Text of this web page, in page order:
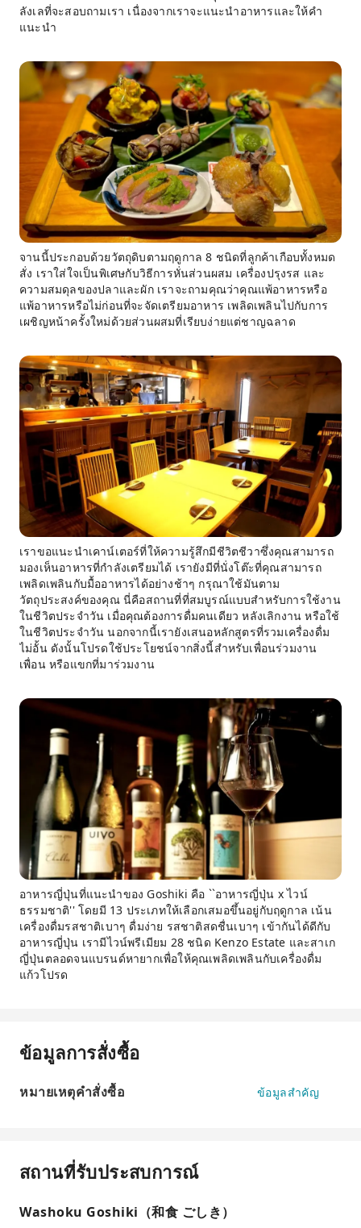
ลังเลที่จะสอบถามเรา เนื่องจากเราจะแนะนำอาหารและให้คำ
แนะนำ
จานนี้ประกอบด้วยวัตถุดิบตามฤดูกาล 8 ชนิดที่ลูกค้าเกือบทั้งหมด
สั่ง เราใส่ใจเป็นพิเศษกับวิธีการหั่นส่วนผสม เครื่องปรุงรส และ
ความสมดุลของปลาและผัก เราจะถามคุณว่าคุณแพ้อาหารหรือ
แพ้อาหารหรือไม่ก่อนที่จะจัดเตรียมอาหาร เพลิดเพลินไปกับการ
เผชิญหน้าครั้งใหม่ด้วยส่วนผสมที่เรียบง่ายแต่ชาญฉลาด
เราขอแนะนำเคาน์เตอร์ที่ให้ความรู้สึกมีชีวิตชีวาซึ่งคุณสามารถ
มองเห็นอาหารที่กำลังเตรียมได้ เรายังมีที่นั่งโต๊ะที่คุณสามารถ
เพลิดเพลินกับมื้ออาหารได้อย่างช้าๆ กรุณาใช้มันตาม
วัตถุประสงค์ของคุณ นี่คือสถานที่ที่สมบูรณ์แบบสำหรับการใช้งาน
ในชีวิตประจำวัน เมื่อคุณต้องการดื่มคนเดียว หลังเลิกงาน หรือใช้
ในชีวิตประจำวัน นอกจากนี้เรายังเสนอหลักสูตรที่รวมเครื่องดื่ม
ไม่อั้น ดังนั้นโปรดใช้ประโยชน์จากสิ่งนี้สำหรับเพื่อนร่วมงาน
เพื่อน หรือแขกที่มาร่วมงาน
อาหารญี่ปุ่นที่แนะนำของ Goshiki คือ ``อาหารญี่ปุ่น x ไวน์
ธรรมชาติ'' โดยมี 13 ประเภทให้เลือกเสมอขึ้นอยู่กับฤดูกาล เน้น
เครื่องดื่มรสชาติเบาๆ ดื่มง่าย รสชาติสดชื่นเบาๆ เข้ากันได้ดีกับ
อาหารญี่ปุ่น เรามีไวน์พรีเมียม 28 ชนิด Kenzo Estate และสาเก
ญี่ปุ่นตลอดจนแบรนด์หายากเพื่อให้คุณเพลิดเพลินกับเครื่องดื่ม
แก้วโปรด
ข้อมูลการสั่งซื้อ
หมายเหตุคำสั่งซื้อ ข้อมูลสำคัญ
สถานที่รับประสบการณ์
Washoku Goshiki（和食 ごしき）